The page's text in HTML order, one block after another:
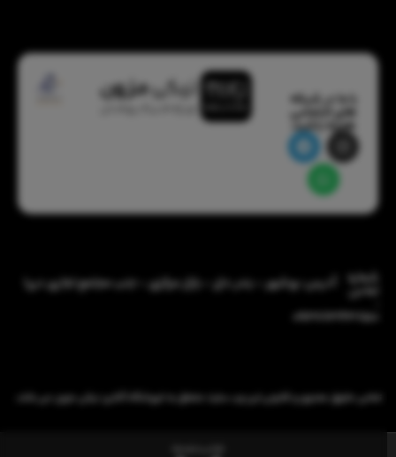
با ما در شبکه
های اجتماعی
همراه باشید:
شماره
09386343850
آدرس: بوشهر - بندر دیّر - بازار مرکزی - جنب مجتمع تجاری دریا
تمامی حقوق معنوی و قانونی این وب سایت متعلق به فروشگاه آنلاین نیکی مزون می باشد.